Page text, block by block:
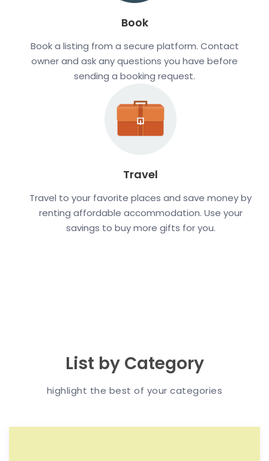
Book
Book a listing from a secure platform. Contact
owner and ask any questions you have before
sending a booking request.
Travel
Travel to your favorite places and save money by
renting affordable accommodation. Use your
savings to buy more gifts for you.
List by Category
highlight the best of your categories